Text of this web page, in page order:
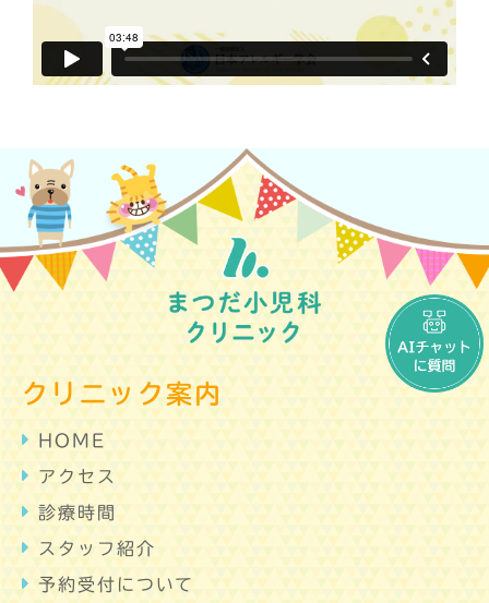
クリニック案内
HOME
アクセス
診療時間
スタッフ紹介
予約受付について